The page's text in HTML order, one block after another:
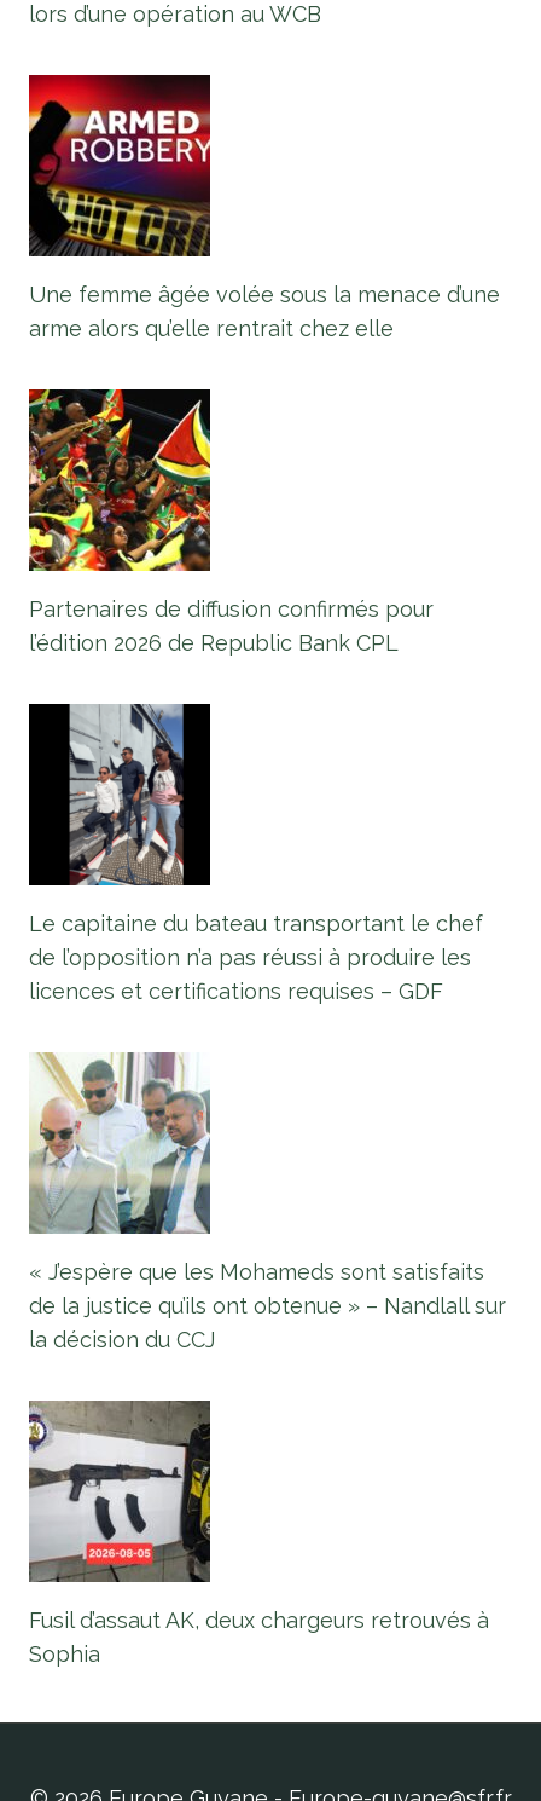
lors d’une opération au WCB
Une femme âgée volée sous la menace d’une
arme alors qu’elle rentrait chez elle
Partenaires de diffusion confirmés pour
l’édition 2026 de Republic Bank CPL
Le capitaine du bateau transportant le chef
de l’opposition n’a pas réussi à produire les
licences et certifications requises – GDF
« J’espère que les Mohameds sont satisfaits
de la justice qu’ils ont obtenue » – Nandlall sur
la décision du CCJ
Fusil d’assaut AK, deux chargeurs retrouvés à
Sophia